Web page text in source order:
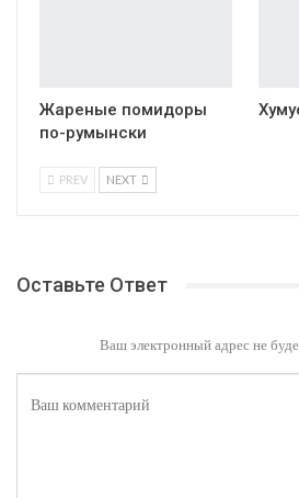
Жареные помидоры
по-румынски
PREV NEXT
Оставьте Ответ
Ваш электронный адрес не